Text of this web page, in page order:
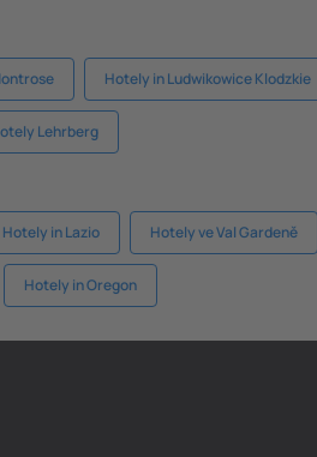
Hotely in Ludwikowice Klodzkie
Lehrberg
Hotely in Lazio Hotely ve Val Gardeně
Hotely in Oregon